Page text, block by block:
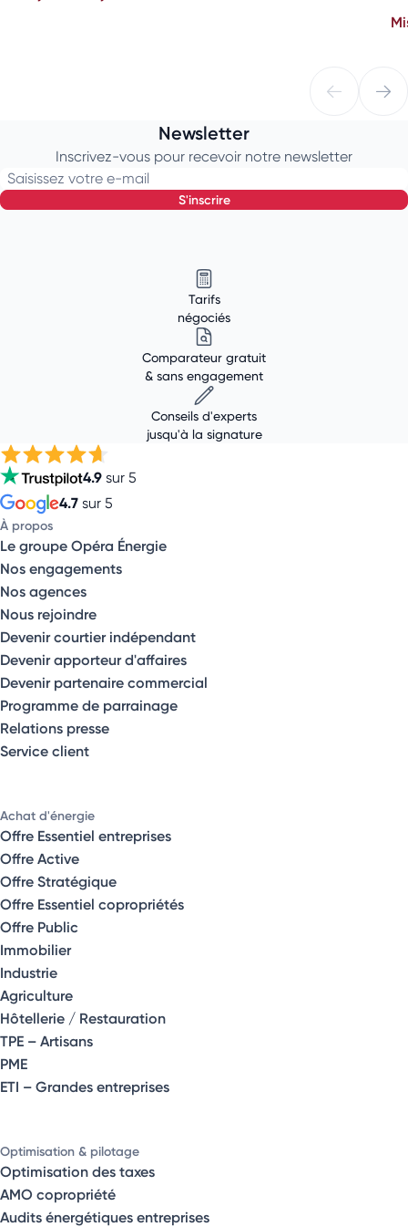
Newsletter
Inscrivez-vous pour recevoir notre newsletter
Saisissez votre e-mail
s'inscrire
Tarifs
négociés
Comparateur gratuit
& sans engagement
Conseils d'experts
jusqu'à la signature
4.9 sur 5
4.7 sur 5
À propos
Le groupe Opéra Énergie
Nos engagements
Nos agences
Nous rejoindre
Devenir courtier indépendant
Devenir apporteur d'affaires
Devenir partenaire commercial
Programme de parrainage
Relations presse
Service client
Achat d'énergie
Offre Essentiel entreprises
Offre Active
Offre Stratégique
Offre Essentiel copropriétés
Offre Public
Immobilier
Industrie
Agriculture
Hôtellerie / Restauration
TPE – Artisans
PME
ETI – Grandes entreprises
Optimisation & pilotage
Optimisation des taxes
AMO copropriété
Audits énergétiques entreprises